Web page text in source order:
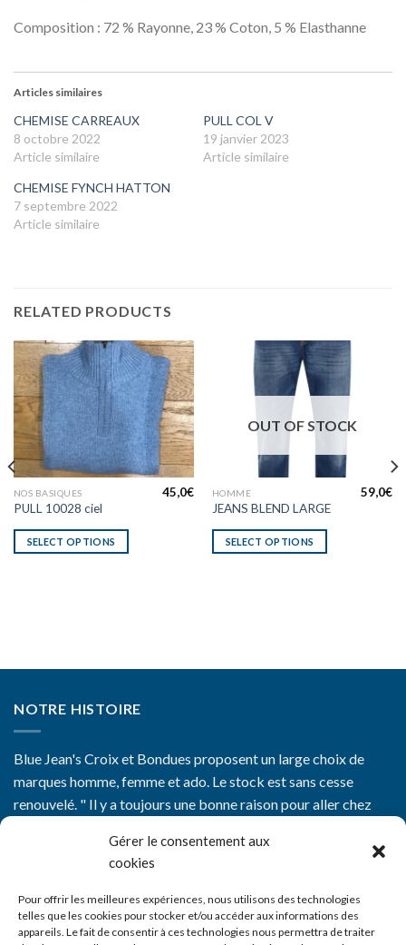
Gérer le consentement aux
cookies
Pour offrir les meilleures expériences, nous utilisons des technologies
telles que les cookies pour stocker et/ou accéder aux informations des
appareils. Le fait de consentir à ces technologies nous permettra de traiter
Composition : 72 % Rayonne, 23 % Coton, 5 % Elasthanne
Articles similaires
CHEMISE CARREAUX
8 octobre 2022
Article similaire
PULL COL V
19 janvier 2023
Article similaire
CHEMISE FYNCH HATTON
7 septembre 2022
Article similaire
RELATED PRODUCTS
NOS BASIQUES
PULL 10028 ciel
45,0€
SELECT OPTIONS
OUT OF STOCK
HOMME
JEANS BLEND LARGE
59,0€
SELECT OPTIONS
NOTRE HISTOIRE
Blue Jean's Croix et Bondues proposent un large choix de
marques homme, femme et ado. Le stock est sans cesse
renouvelé. " Il y a toujours une bonne raison pour aller chez
CGV